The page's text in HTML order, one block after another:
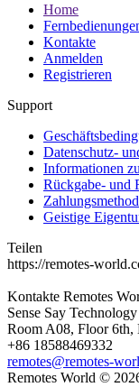
Home
Kontakte
Anmelden
Registrieren
Support
Datenschutz-
Informationen
Rückgabe- und
Geistige
Teilen
https://remotes-
Kontakte Remotes
Sense Say
Room A08, Floor 6th,
+86 18588469332
remotes@remotes-
Remotes World ©